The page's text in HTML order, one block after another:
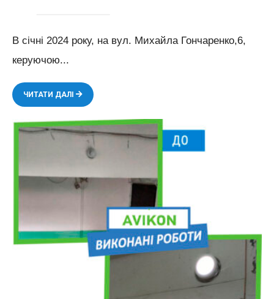
В січні 2024 року, на вул. Михайла Гончаренко,6,
керуючою...
ЧИТАТИ ДАЛІ
ВИКОНАНІ
РОБОТИ
ПО
ВСТАНОВЛЕННЮ
СВІТИЛЬНИКІВ
–
ШТ.,
ЗАМІНА
ЕЛЕКТРИЧНОЇ
ПРОВОДКИ-30М.П.,
ЗАМІНА
ВИМИКАЧІВ-5
ШТ.